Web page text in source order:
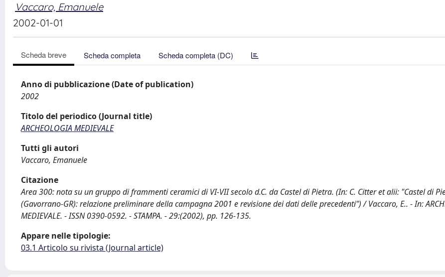
Vaccaro, Emanuele
2002-01-01
Scheda breve Scheda completa Scheda completa (DC)
Anno di pubblicazione (Date of publication)
2002
Titolo del periodico (Journal title)
ARCHEOLOGIA MEDIEVALE
Tutti gli autori
Vaccaro, Emanuele
Citazione
Area 300: nota su un gruppo di frammenti ceramici di VI-VII secolo d.C. da Castel di Pietra. (In: C. Citter et alii: "Castel di
(Gavorrano-GR): relazione preliminare della campagna 2001 e revisione dei dati delle precedenti") / Vaccaro, E.. - In:
MEDIEVALE. - ISSN 0390-0592. - STAMPA. - 29:(2002), pp. 126-135.
Appare nelle tipologie:
03.1 Articolo su rivista (Journal article)